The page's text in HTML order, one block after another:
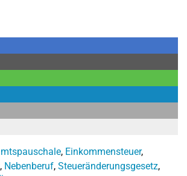
, Einkommensteuer,
, Nebenberuf, Steueränderungsgesetz,